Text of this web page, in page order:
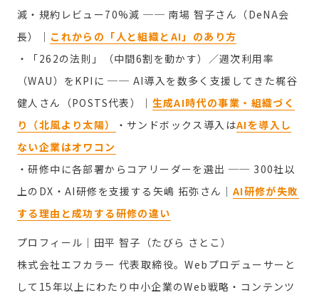
減・規約レビュー70%減 ── 南場 智子さん（DeNA会
長）
｜ これからの「人と組織とAI」のあり方
・「262の法則」（中間6割を動かす）／週次利用率
（WAU）をKPIに ── AI導入を数多く支援してきた梶谷
健人さん（POSTS代表）
｜ 生成AI時代の事業・組織づく
り（北風より太陽）
・サンドボックス導入はAIを導入し
ない企業はオワコン
・研修中に各部署からコアリーダーを選出 ── 300社以
上のDX・AI研修を支援する 矢嶋 拓弥さん ｜ AI研修が失敗
する理由と成功する研修の違い
プロフィール｜田平 智子（たびら さとこ）
株式会社エフカラー 代表取締役。Webプロデューサーと
して15年以上にわたり中小企業のWeb戦略・コンテンツ